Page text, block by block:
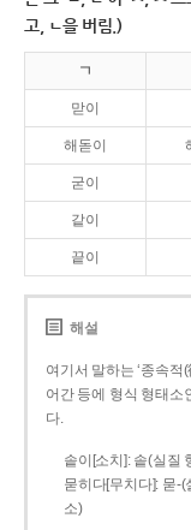
고, ㄴ을 버림.)
ㄱ
맏이
해돋이
굳이
같이
끝이
해설
여기서 말하는 ‘종속적
어간 등에 형식 형태소
다.
솥이[소치]: 솥(실질
묻히다[무치다]: 묻­-
소)